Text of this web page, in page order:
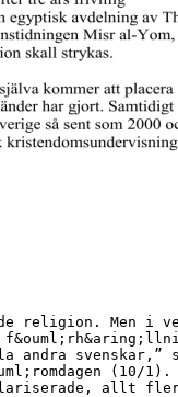
religion. Men i
andra svenskar,”
(10/1).
allt